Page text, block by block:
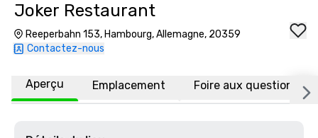
Joker Restaurant
Reeperbahn 153, Hambourg, Allemagne, 20359
Contactez-nous
Aperçu Emplacement Foire aux questions